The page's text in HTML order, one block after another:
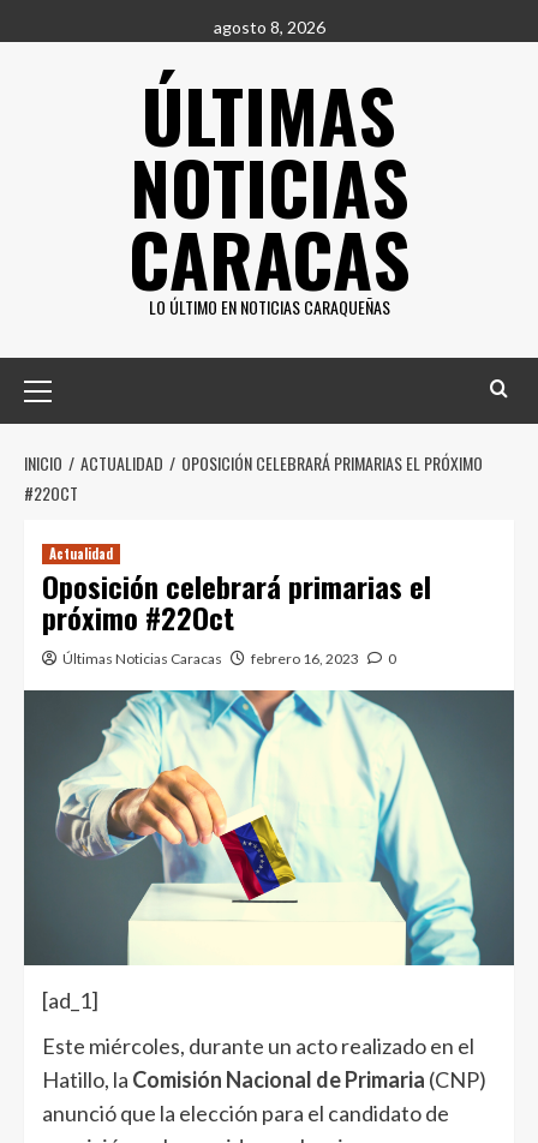
al
agosto 8, 2026
ÚLTIMAS
NOTICIAS
CARACAS
LO ÚLTIMO EN NOTICIAS CARAQUEÑAS
principal
INICIO ACTUALIDAD
OPOSICIÓN CELEBRARÁ PRIMARIAS EL PRÓXIMO
#22OCT
Actualidad
Oposición celebrará primarias el
próximo #22Oct
Últimas Noticias Caracas febrero 16, 2023 0
[ad_1]
Este miércoles, durante un acto realizado en el
Hatillo, la Comisión Nacional de Primaria (CNP)
anunció que la elección para el candidato de